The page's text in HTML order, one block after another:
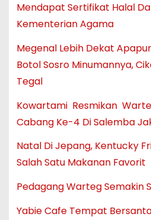
Mendapat Sertifikat Halal
Kementerian Agama
Megenal Lebih Dekat
Botol Sosro Minumannya,
Tegal
Kowartami Resmikan
Cabang Ke-4 Di Salemba
Natal Di Jepang, Kentucky
Salah Satu Makanan Favorit
Pedagang Warteg Semakin
Yabie Cafe Tempat